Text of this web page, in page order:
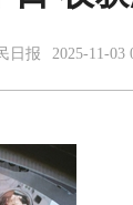
日报 2025-11-03